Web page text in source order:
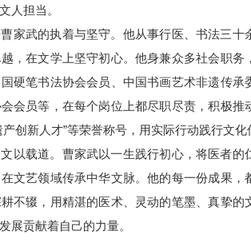
人担当。
家武的执着与坚守。他从事行医、书法三
，在文学上坚守初心。他身兼众多社会职
硬笔书法协会会员、中国书画艺术非遗传
会员等，在每个岗位上都尽职尽责，积极
创新人才”等荣誉称号，用实际行动践行文化
以载道。曹家武以一生践行初心，将医者的
文艺领域传承中华文脉。他的每一份成果
不辍，用精湛的医术、灵动的笔墨、真挚
展贡献着自己的力量。